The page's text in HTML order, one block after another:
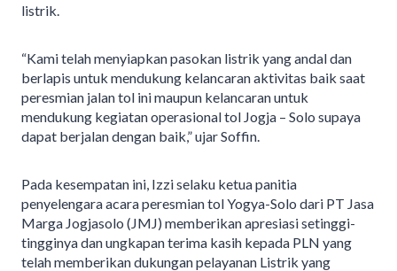
listrik.
“Kami telah menyiapkan pasokan listrik yang andal dan
berlapis untuk mendukung kelancaran aktivitas baik saat
peresmian jalan tol ini maupun kelancaran untuk
mendukung kegiatan operasional tol Jogja – Solo supaya
dapat berjalan dengan baik,” ujar Soffin.
Pada kesempatan ini, Izzi selaku ketua panitia
penyelengara acara peresmian tol Yogya-Solo dari PT Jasa
Marga Jogjasolo (JMJ) memberikan apresiasi setinggi-
tingginya dan ungkapan terima kasih kepada PLN yang
telah memberikan dukungan pelayanan Listrik yang